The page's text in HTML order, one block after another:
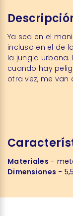
Ya sea en el
incluso en el de
la jungla
cuando hay
otra vez, me van
Materiales -
Dimensiones -